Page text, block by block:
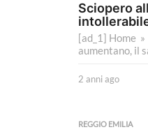
a
g
o
Sciopero
[ad_1] Home
aumentano, il
2 anni ago
n
REGGIO EMILIA